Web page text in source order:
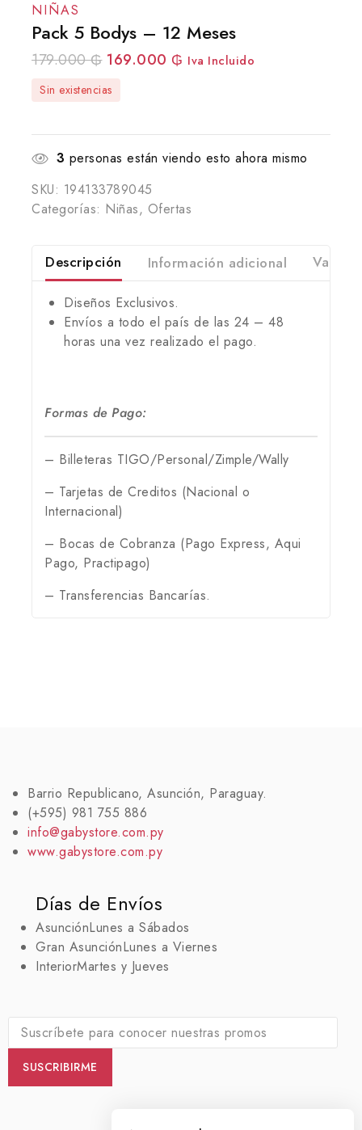
NIÑAS
Pack 5 Bodys – 12 Meses
179.000₲ 169.000 ₲ Iva Incluido
Sin existencias
3 personas están viendo esto ahora mismo
SKU: 194133789045
Categorías: Niñas, Ofertas
Descripción Información adicional
Diseños Exclusivos.
Envíos a todo el país de las 24 – 48
horas una vez realizado el pago.
Formas de Pago:
– Billeteras TIGO/Personal/Zimple/Wally
– Tarjetas de Creditos (Nacional o
Internacional)
– Bocas de Cobranza (Pago Express, Aqui
Pago, Practipago)
– Transferencias Bancarías.
Barrio Republicano, Asunción, Paraguay.
(+595) 981 755 886
info@gabystore.com.py
www.gabystore.com.py
Días de Envíos
AsunciónLunes a Sábados
Gran AsunciónLunes a Viernes
InteriorMartes y Jueves